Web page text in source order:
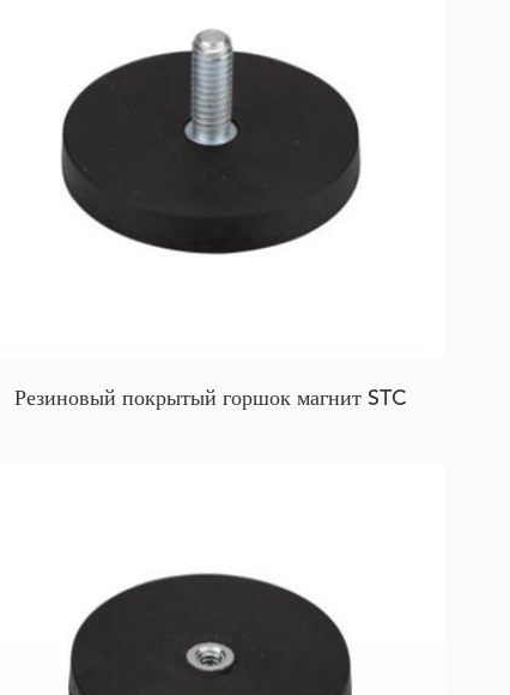
Резиновый покрытый горшок магнит STC